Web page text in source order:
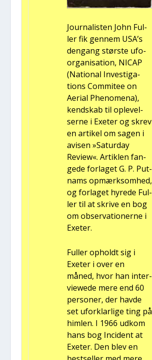
Jour­na­li­sten John Ful­
ler fik gen­nem USA’s
den­gang stør­ste ufo­
or­ga­ni­sa­tion, NICAP
(Natio­nal Inve­sti­ga­
tions Com­mi­tee on
Aeri­al Pheno­me­na),
kend­skab til ople­vel­
ser­ne i Exe­ter og skrev
en arti­kel om sagen i
avi­sen »Satur­day
Review«. Artik­len fan­
ge­de for­la­get G. P. Put­
nams opmærk­som­hed,
og for­la­get hyre­de Ful­
ler til at skri­ve en bog
om obser­va­tio­ner­ne i
Exe­ter.
Ful­ler opholdt sig i
Exe­ter i over en
måned, hvor han inter­
viewe­de mere end 60
per­so­ner, der hav­de
set ufor­klar­li­ge ting på
him­len. I 1966 udkom
hans bog Inci­dent at
Exe­ter. Den blev en